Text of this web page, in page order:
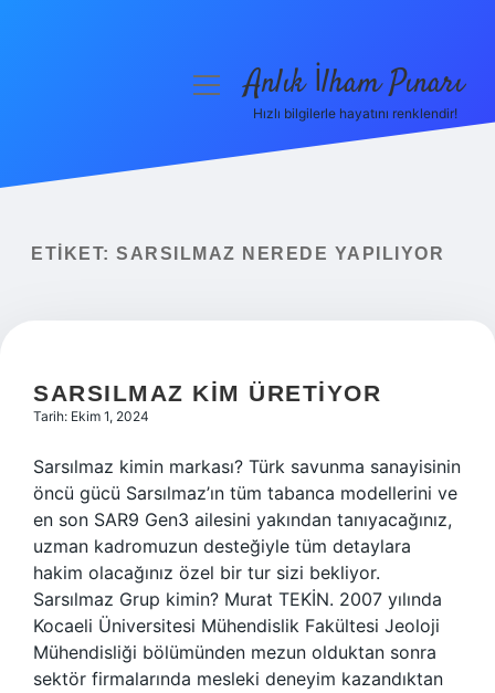
Yasal Uyarı
menüyüAnlık İlham Pınarı
Hızlı bilgilerle hayatını renklendir!
ETIKET: SARSILMAZ NEREDE YAPILIYOR
SARSILMAZ KIM ÜRETIYOR
Tarih: Ekim 1, 2024
Sarsılmaz kimin markası? Türk savunma sanayisinin
öncü gücü Sarsılmaz’ın tüm tabanca modellerini ve
en son SAR9 Gen3 ailesini yakından tanıyacağınız,
uzman kadromuzun desteğiyle tüm detaylara
hakim olacağınız özel bir tur sizi bekliyor.
Sarsılmaz Grup kimin? Murat TEKİN. 2007 yılında
Kocaeli Üniversitesi Mühendislik Fakültesi Jeoloji
Mühendisliği bölümünden mezun olduktan sonra
sektör firmalarında mesleki deneyim kazandıktan